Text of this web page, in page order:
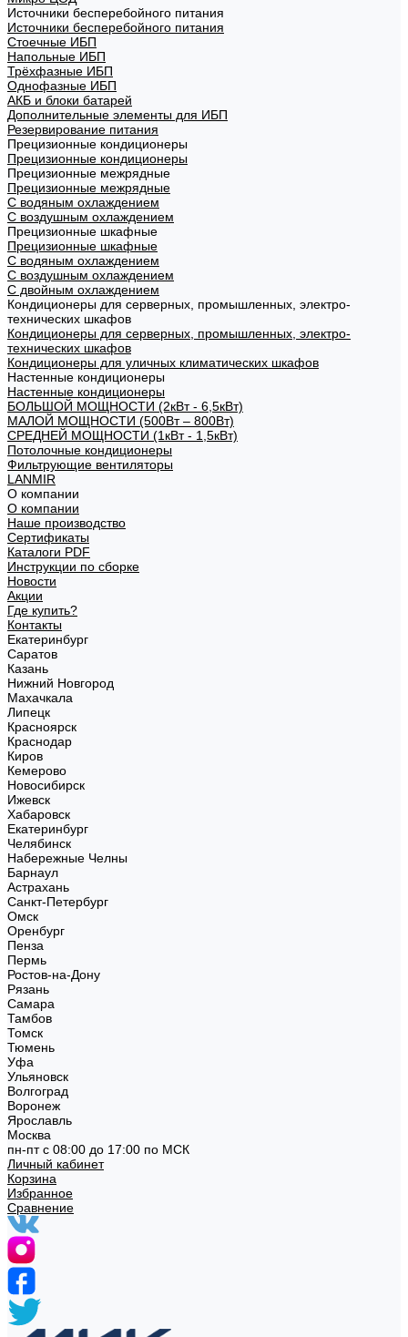
Источники бесперебойного питания
Источники бесперебойного питания
Стоечные ИБП
Напольные ИБП
Трёхфазные ИБП
Однофазные ИБП
АКБ и блоки батарей
Дополнительные элементы для ИБП
Резервирование питания
Прецизионные кондиционеры
Прецизионные кондиционеры
Прецизионные межрядные
Прецизионные межрядные
С водяным охлаждением
С воздушным охлаждением
Прецизионные шкафные
Прецизионные шкафные
С водяным охлаждением
С воздушным охлаждением
С двойным охлаждением
Кондиционеры для серверных, промышленных, электро-
технических шкафов
Кондиционеры для серверных, промышленных, электро-
технических шкафов
Кондиционеры для уличных климатических шкафов
Настенные кондиционеры
Настенные кондиционеры
БОЛЬШОЙ МОЩНОСТИ (2кВт - 6,5кВт)
МАЛОЙ МОЩНОСТИ (500Вт – 800Вт)
СРЕДНЕЙ МОЩНОСТИ (1кВт - 1,5кВт)
Потолочные кондиционеры
Фильтрующие вентиляторы
LANMIR
О компании
О компании
Наше производство
Сертификаты
Каталоги PDF
Инструкции по сборке
Новости
Акции
Где купить?
Контакты
Екатеринбург
Саратов
Казань
Нижний Новгород
Махачкала
Липецк
Красноярск
Краснодар
Киров
Кемерово
Новосибирск
Ижевск
Хабаровск
Екатеринбург
Челябинск
Набережные Челны
Барнаул
Астрахань
Санкт-Петербург
Омск
Оренбург
Пенза
Пермь
Ростов-на-Дону
Рязань
Самара
Тамбов
Томск
Тюмень
Уфа
Ульяновск
Волгоград
Воронеж
Ярославль
Москва
пн-пт с 08:00 до 17:00 по МСК
Личный кабинет
Корзина
Избранное
Сравнение